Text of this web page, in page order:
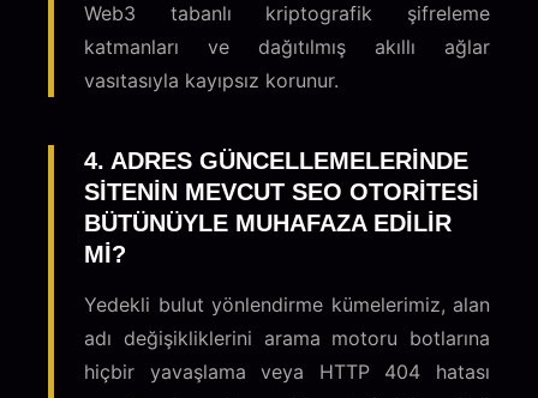
Web3 tabanlı kriptografik şifreleme
katmanları ve dağıtılmış akıllı ağlar
vasıtasıyla kayıpsız korunur.
4. ADRES GÜNCELLEMELERINDE
SITENIN MEVCUT SEO OTORITESI
BÜTÜNÜYLE MUHAFAZA EDILIR
MI?
Yedekli bulut yönlendirme kümelerimiz, alan
adı değişikliklerini arama motoru botlarına
hiçbir yavaşlama veya HTTP 404 hatası